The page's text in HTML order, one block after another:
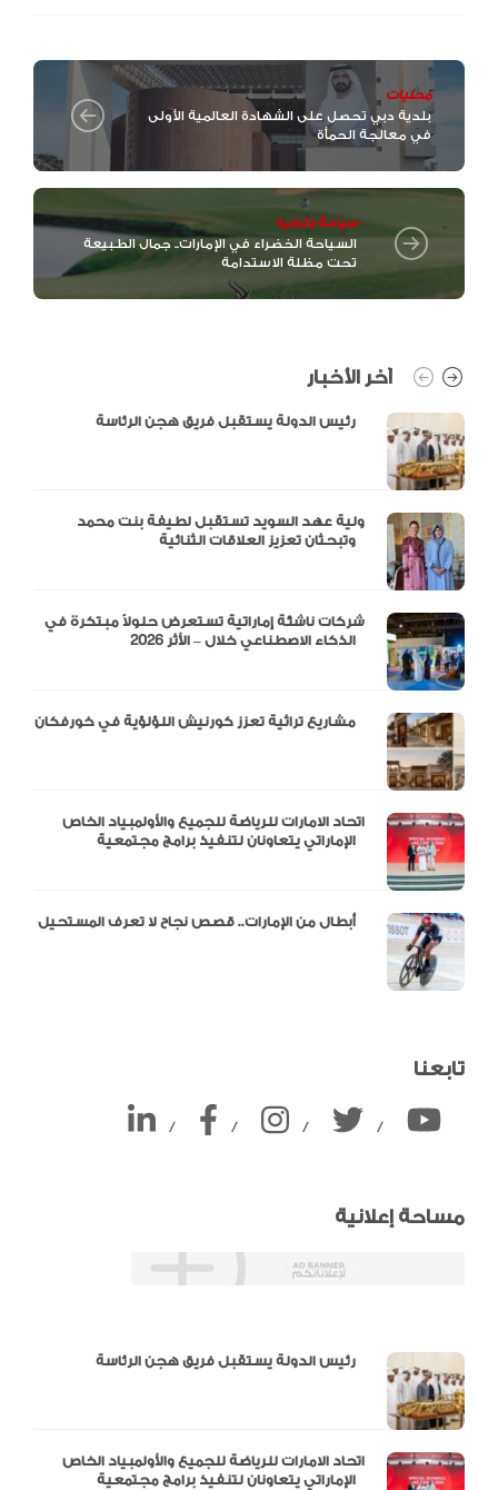
محليات
بلدية دبي تحصل على الشهادة العالمية الأولى
في معالجة الحمأة
سياحة وترفيه
السياحة الخضراء في الإمارات.. جمال الطبيعة
تحت مظلة الاستدامة
آخر الأخبار
ولية عهد السويد تستقبل لطيفة بنت محمد
شركات ناشئة إماراتية تستعرض حلولاً مبتكرة في
اتحاد الامارات للرياضة للجميع والأولمبياد الخاص
تابعنا
/ / / /
مساحة إعلانية
اتحاد الامارات للرياضة للجميع والأولمبياد الخاص